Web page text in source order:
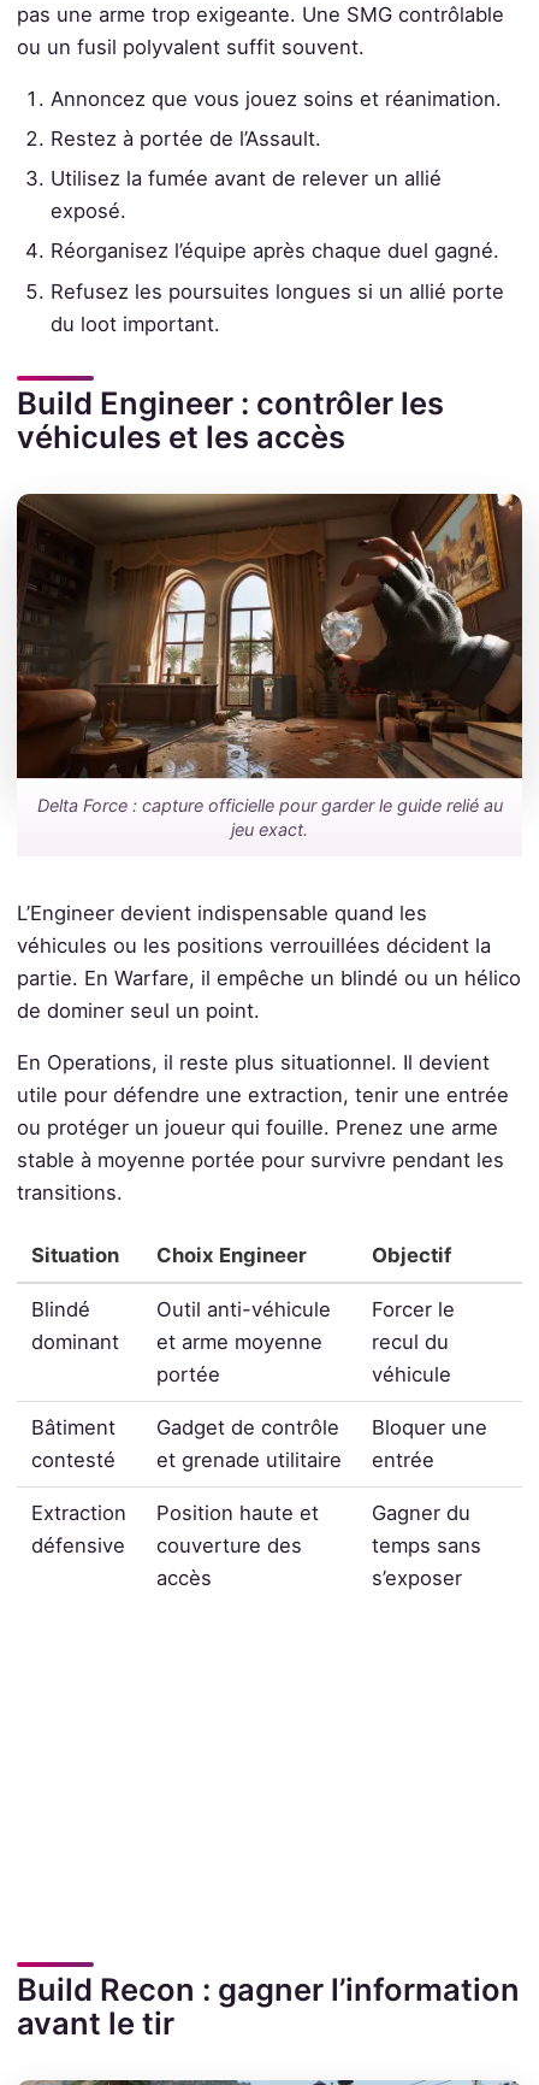
pas une arme trop exigeante. Une SMG contrôlable
ou un fusil polyvalent suffit souvent.
Annoncez que vous jouez soins et réanimation.
Restez à portée de l’Assault.
Utilisez la fumée avant de relever un allié
exposé.
Réorganisez l’équipe après chaque duel gagné.
Refusez les poursuites longues si un allié porte
du loot important.
Build Engineer : contrôler les
véhicules et les accès
Delta Force : capture officielle pour garder le guide relié au
jeu exact.
L’Engineer devient indispensable quand les
véhicules ou les positions verrouillées décident la
partie. En Warfare, il empêche un blindé ou un hélico
de dominer seul un point.
En Operations, il reste plus situationnel. Il devient
utile pour défendre une extraction, tenir une entrée
ou protéger un joueur qui fouille. Prenez une arme
stable à moyenne portée pour survivre pendant les
transitions.
Situation Choix Engineer Objectif
Blindé
dominant
Outil anti-véhicule
et arme moyenne
portée
Forcer le
recul du
véhicule
Bâtiment
contesté
Gadget de contrôle
et grenade utilitaire
Bloquer une
entrée
Extraction
défensive
Position haute et
couverture des
accès
Gagner du
temps sans
s’exposer
Build Recon : gagner l’information
avant le tir